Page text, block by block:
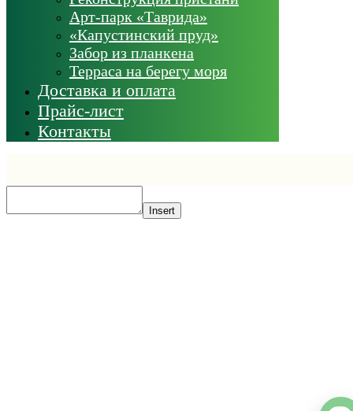
Арт-парк «Таврида»
«Капустинский пруд»
Забор из планкена
Терраса на берегу моря
Доставка и оплата
Прайс-лист
Контакты
Insert